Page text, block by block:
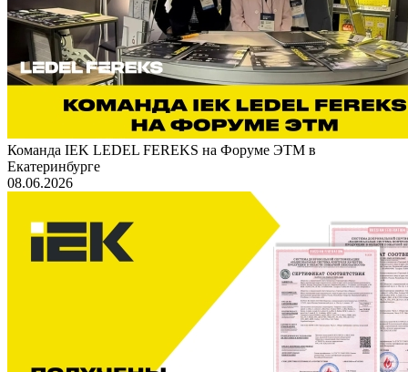
Команда IEK LEDEL FEREKS на Форуме ЭТМ в
Екатеринбурге
08.06.2026